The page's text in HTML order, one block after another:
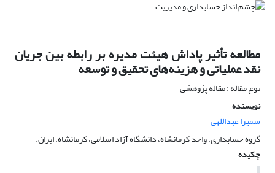
مطالعه تأثیر پاداش هیئت مدیره بر رابطه بین جریان
نقد عملیاتی و هزینه‌های تحقیق و توسعه
نوع مقاله : مقاله پژوهشی
نویسنده
سمیرا عبداللهی
گروه حسابداری، واحد کرمانشاه، دانشگاه آزاد اسلامی، کرمانشاه، ایران.
چکیده